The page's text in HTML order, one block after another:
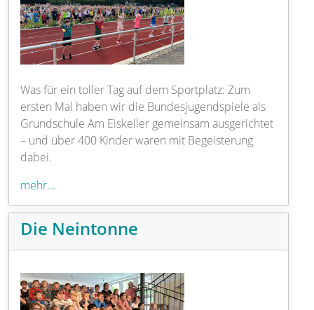
Was für ein toller Tag auf dem Sportplatz: Zum
ersten Mal haben wir die Bundesjugendspiele als
Grundschule Am Eiskeller gemeinsam ausgerichtet
– und über 400 Kinder waren mit Begeisterung
dabei.
mehr...
Die Neintonne